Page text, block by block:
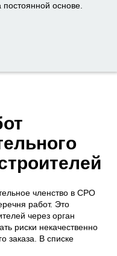
основе.
членство в СРО
работ. Это
через орган
риски некачественно
заказа. В списке